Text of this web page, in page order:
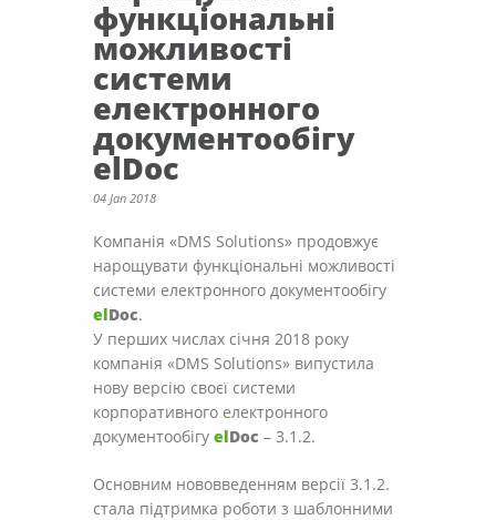
функціональні
можливості
системи
електронного
документообігу
elDoc
04 Jan 2018
Компанія «DMS Solutions» продовжує
нарощувати функціональні можливості
системи електронного документообігу
elDoc.
У перших числах січня 2018 року
компанія «DMS Solutions» випустила
нову версію своєї системи
корпоративного електронного
документообігу elDoc – 3.1.2.
Основним нововведенням версії 3.1.2.
стала підтримка роботи з шаблонними